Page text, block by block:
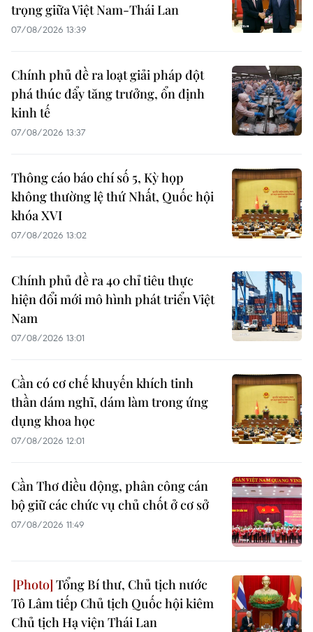
trọng giữa Việt Nam-Thái Lan
07/08/2026 13:39
Chính phủ đề ra loạt giải pháp đột
phá thúc đẩy tăng trưởng, ổn định
kinh tế
07/08/2026 13:37
Thông cáo báo chí số 5, Kỳ họp
không thường lệ thứ Nhất, Quốc hội
khóa XVI
07/08/2026 13:02
Chính phủ đề ra 40 chỉ tiêu thực
hiện đổi mới mô hình phát triển Việt
Nam
07/08/2026 13:01
Cần có cơ chế khuyến khích tinh
thần dám nghĩ, dám làm trong ứng
dụng khoa học
07/08/2026 12:01
Cần Thơ điều động, phân công cán
bộ giữ các chức vụ chủ chốt ở cơ sở
07/08/2026 11:49
Tổng Bí thư, Chủ tịch nước
Tô Lâm tiếp Chủ tịch Quốc hội kiêm
Chủ tịch Hạ viện Thái Lan